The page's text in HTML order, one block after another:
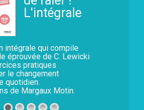
intégrale qui compile
éprouvée de C. Lewicki
pratiques
le changement
quotidien.
de Margaux Motin.
L'intégrale